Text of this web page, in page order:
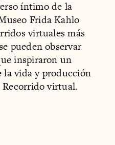
íntimo de la
Frida Kahlo
virtuales más
pueden observar
inspiraron un
vida y producción
virtual.